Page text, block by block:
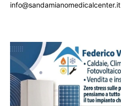
info@sandamianomedicalcenter.it